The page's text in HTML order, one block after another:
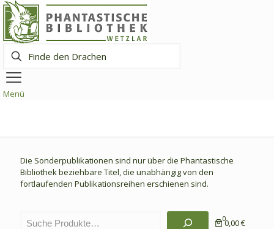
den
Drachen
Menü
Die Sonderpublikationen sind nur über die Phantastische
Bibliothek beziehbare Titel, die unabhängig von den
fortlaufenden Publikationsreihen erschienen sind.
00,00 €